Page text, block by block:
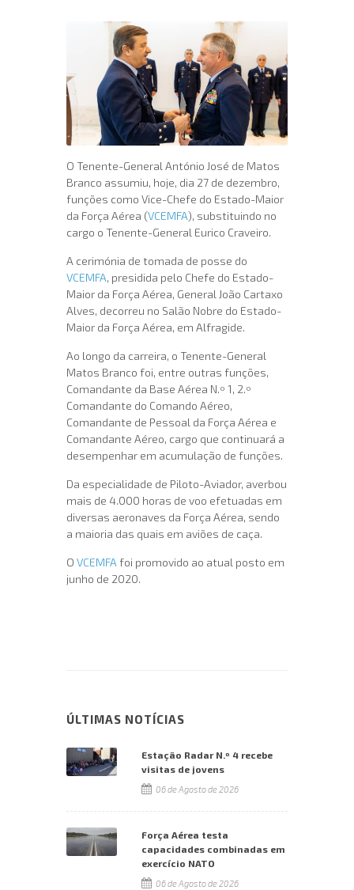
O Tenente-General António José de Matos
Branco assumiu, hoje, dia 27 de dezembro,
funções como Vice-Chefe do Estado-Maior
da Força Aérea (VCEMFA), substituindo no
cargo o Tenente-General Eurico Craveiro.
A cerimónia de tomada de posse do
VCEMFA, presidida pelo Chefe do Estado-
Maior da Força Aérea, General João Cartaxo
Alves, decorreu no Salão Nobre do Estado-
Maior da Força Aérea, em Alfragide.
Ao longo da carreira, o Tenente-General
Matos Branco foi, entre outras funções,
Comandante da Base Aérea N.º 1, 2.º
Comandante do Comando Aéreo,
Comandante de Pessoal da Força Aérea e
Comandante Aéreo, cargo que continuará a
desempenhar em acumulação de funções.
Da especialidade de Piloto-Aviador, averbou
mais de 4.000 horas de voo efetuadas em
diversas aeronaves da Força Aérea, sendo
a maioria das quais em aviões de caça.
O VCEMFA foi promovido ao atual posto em
junho de 2020.
ÚLTIMAS NOTÍCIAS
Estação Radar N.º 4 recebe
visitas de jovens
06 de Agosto de 2026
Força Aérea testa
capacidades combinadas em
exercício NATO
06 de Agosto de 2026